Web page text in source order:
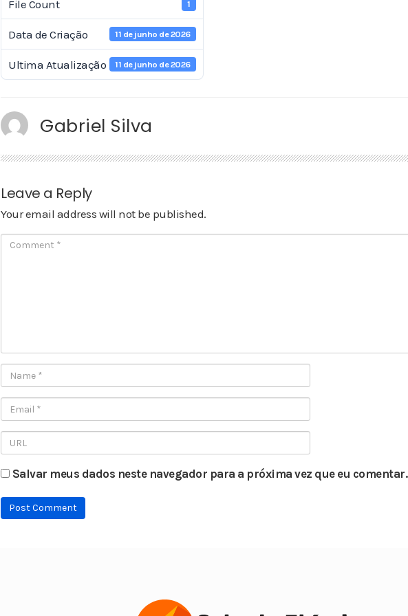
File Count 1
Data de Criação 11 de junho de 2026
Ultima Atualização 11 de junho de 2026
Gabriel Silva
Leave a Reply
Your email address will not be published.
Salvar meus dados neste navegador para a próxima vez que eu comentar.